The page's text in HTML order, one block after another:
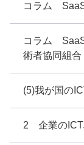
コラム
コラム
術者協同組合
(5)我が国の
2 企業のICT